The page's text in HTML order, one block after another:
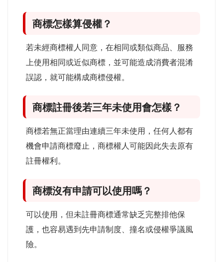
商標怎樣算侵權？
若未經商標權人同意，在相同或類似商品、服務
上使用相同或近似商標，並可能造成消費者混淆
誤認，就可能構成商標侵權。
商標註冊後若三年未使用會怎樣？
商標若無正當理由連續三年未使用，任何人都有
機會申請商標廢止，商標權人可能因此失去原有
註冊權利。
商標沒有申請可以使用嗎？
可以使用，但未註冊商標通常缺乏完整排他保
護，也容易遇到先申請制度、撞名或侵權爭議風
險。